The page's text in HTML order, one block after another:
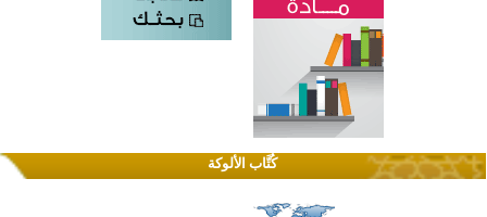
كُتَّاب الألوكة
اختتام الدورة التاسعة لمسابقة حفظ وتلاوة القرآن الكريم في أزناكاييف